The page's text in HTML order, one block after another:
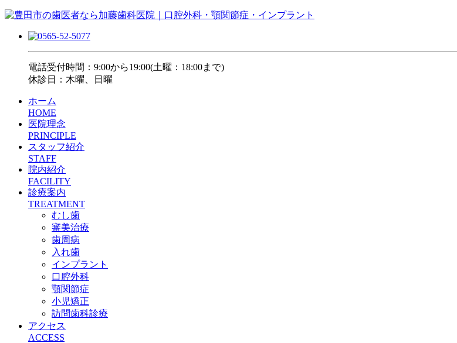
電話受付時間：9:00から19:00(土曜：18:00まで)
休診日：木曜、日曜
ホーム
HOME
医院理念
PRINCIPLE
スタッフ紹介
STAFF
院内紹介
FACILITY
診療案内
TREATMENT
むし歯
審美治療
歯周病
入れ歯
インプラント
口腔外科
顎関節症
小児矯正
訪問歯科診療
アクセス
ACCESS